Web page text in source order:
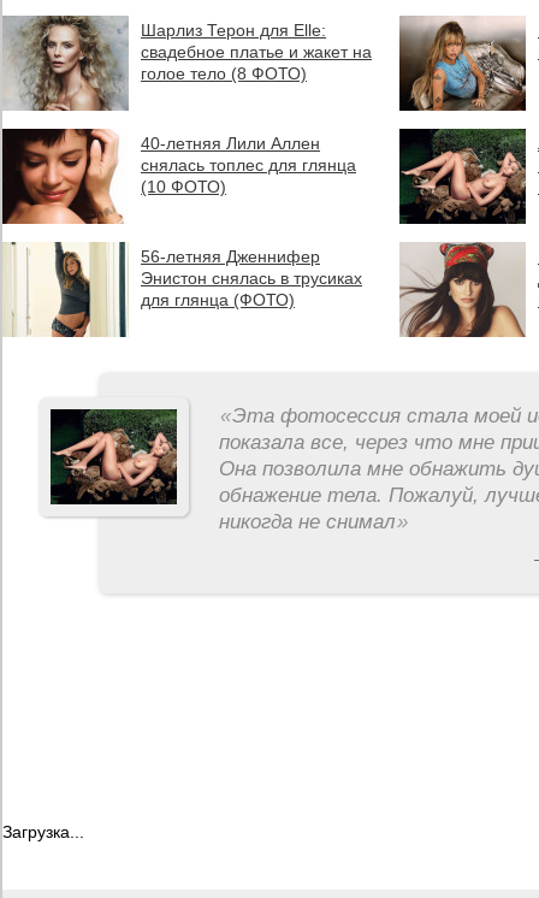
Шарлиз Терон для Elle:
свадебное платье и жакет на
голое тело (8 ФОТО)
40-летняя Лили Аллен
снялась топлес для глянца
(10 ФОТО)
56-летняя Дженнифер
Энистон снялась в трусиках
для глянца (ФОТО)
«Эта фотосессия стала моей
показала все, через что мне
Она позволила мне обнажить
обнажение тела. Пожалуй,
никогда не снимал»
Загрузка...